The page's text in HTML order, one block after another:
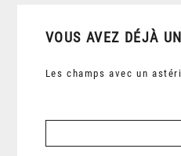
VOUS AVEZ DÉJÀ
Les champs avec un